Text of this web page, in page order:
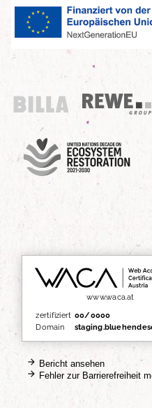
Billa
REWE Group
UN Decade